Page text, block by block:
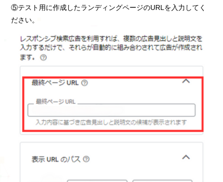
⑤テスト用に作成したランディングページのURLを入力してく
ださい。